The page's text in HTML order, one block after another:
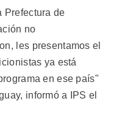
Prefectura de
no
les presentamos el
ya está
en ese país"
informó a IPS el